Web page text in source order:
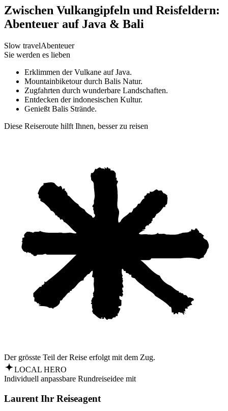
Zwischen Vulkangipfeln und Reisfeldern:
Abenteuer auf Java & Bali
Slow travelAbenteuer
Sie werden es lieben
Erklimmen der Vulkane auf Java.
Mountainbiketour durch Balis Natur.
Zugfahrten durch wunderbare Landschaften.
Entdecken der indonesischen Kultur.
Genießt Balis Strände.
Diese Reiseroute hilft Ihnen, besser zu reisen
Der grösste Teil der Reise erfolgt mit dem Zug.
LOCAL HERO
Individuell anpassbare Rundreiseidee mit
Laurent Ihr Reiseagent